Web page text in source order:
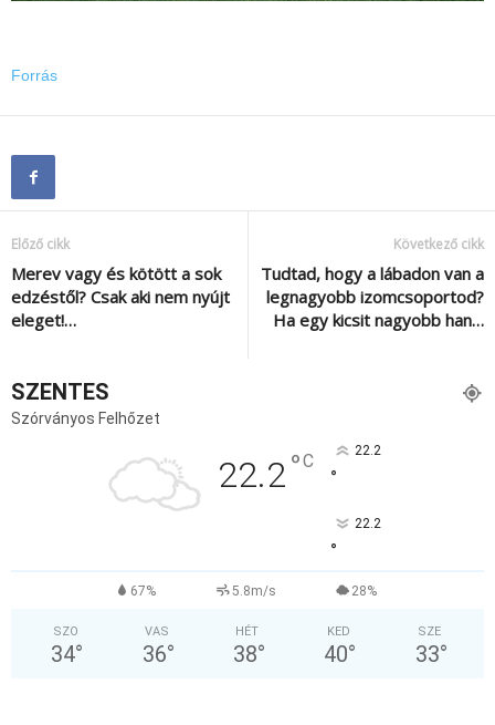
Forrás
Előző cikk
Merev vagy és kötött a sok
edzéstől? Csak aki nem nyújt
eleget!…
Következő cikk
Tudtad, hogy a lábadon van a
legnagyobb izomcsoportod?
Ha egy kicsit nagyobb han…
SZENTES
Szórványos Felhőzet
22.2°C 22.2
°
22.2
°
67% 5.8m/s 28%
SZO
34°
VAS
36°
HÉT
38°
KED
40°
SZE
33°